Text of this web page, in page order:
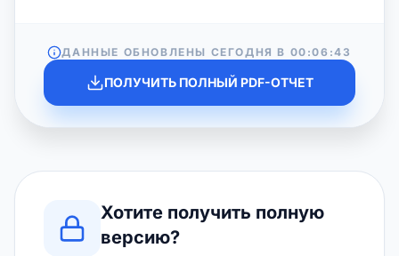
ДАННЫЕ ОБНОВЛЕНЫ СЕГОДНЯ В 00:06:43
ПОЛУЧИТЬ ПОЛНЫЙ PDF-ОТЧЕТ
Хотите получить полную
версию?